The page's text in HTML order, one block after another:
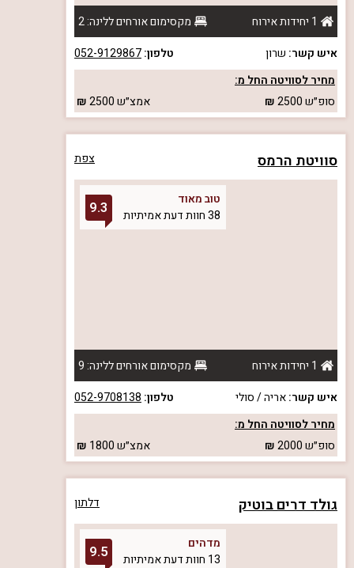
1 יחידות אירוח
מקסימום אורחים ללינה: 2
איש קשר: שרון טלפון:052-9129867
מחיר לסוויטה החל מ:
סופ״ש2500 אמצ״ש2500
סוויטת הרמס צפת
טוב מאוד
38 חוות דעת אמיתיות
9.3
1 יחידות אירוח
מקסימום אורחים ללינה: 9
איש קשר:אריה / סולי טלפון: 052-9708138
מחיר לסוויטה החל מ:
סופ״ש2000 אמצ״ש1800
גולד דרים בוטיק דלתון
מדהים
13 חוות דעת אמיתיות
9.5